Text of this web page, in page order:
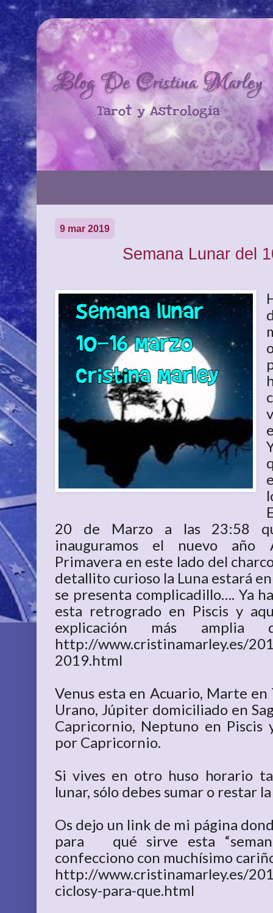
9 mar 2019
Semana Lunar del
20 de Marzo a las 23:58
inauguramos el nuevo año
Primavera en este lado del
detallito curioso la Luna estará
se presenta complicadillo…. Ya
esta retrogrado en Piscis y
explicación más amplia
http://www.cristinamarley.es/
2019.html
Venus esta en Acuario, Marte
Urano, Júpiter domiciliado en
Capricornio, Neptuno en
por Capricornio.
Si vives en otro huso horario
lunar, sólo debes sumar o restar
Os dejo un link de mi página
para qué sirve esta
confecciono con muchísimo
http://www.cristinamarley.es/
ciclosy-para-que.html